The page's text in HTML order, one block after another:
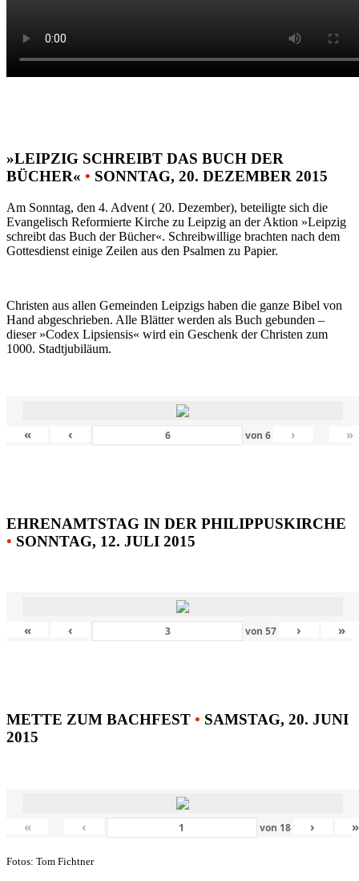
»LEIPZIG SCHREIBT DAS BUCH DER
BÜCHER« • SONNTAG, 20. DEZEMBER 2015
Am Sonntag, den 4. Advent ( 20. Dezember), beteiligte sich die
Evangelisch Reformierte Kirche zu Leipzig an der Aktion »Leipzig
schreibt das Buch der Bücher«. Schreibwillige brachten nach dem
Gottesdienst einige Zeilen aus den Psalmen zu Papier.
Christen aus allen Gemeinden Leipzigs haben die ganze Bibel von
Hand abgeschrieben. Alle Blätter werden als Buch gebunden –
dieser »Codex Lipsiensis« wird ein Geschenk der Christen zum
1000. Stadtjubiläum.
« ‹ von6 › »
EHRENAMTSTAG IN DER PHILIPPUSKIRCHE
• SONNTAG, 12. JULI 2015
« ‹ von57 › »
METTE ZUM BACHFEST • SAMSTAG, 20. JUNI
2015
« ‹ von 18 › »
Fotos: Tom Fichtner